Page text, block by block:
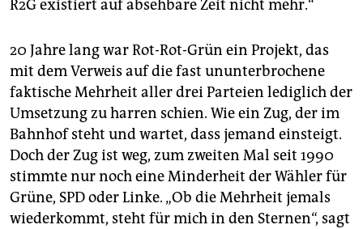
R2G existiert auf absehbare Zeit nicht mehr.“
20 Jahre lang war Rot-Rot-Grün ein Projekt, das
mit dem Verweis auf die fast ununterbrochene
faktische Mehrheit aller drei Parteien lediglich der
Umsetzung zu harren schien. Wie ein Zug, der im
Bahnhof steht und wartet, dass jemand einsteigt.
Doch der Zug ist weg, zum zweiten Mal seit 1990
stimmte nur noch eine Minderheit der Wähler für
Grüne, SPD oder Linke. „Ob die Mehrheit jemals
wiederkommt, steht für mich in den Sternen“, sagt